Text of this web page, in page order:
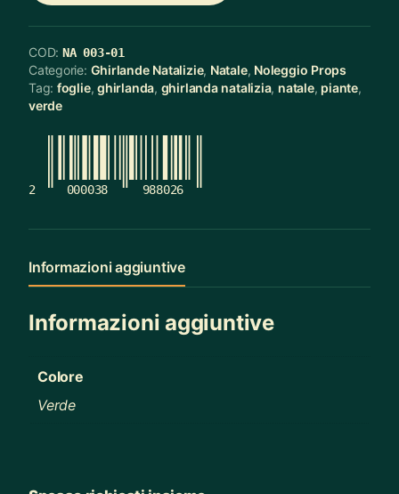
COD: NA 003-01
Categorie: Ghirlande Natalizie, Natale, Noleggio Props
Tag: foglie,ghirlanda, ghirlanda natalizia, natale, piante,
verde
2 000038 988026
Informazioni aggiuntive
Informazioni aggiuntive
Colore
Verde